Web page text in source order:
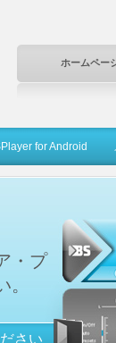
ホームペー
for Android
・プ
さい